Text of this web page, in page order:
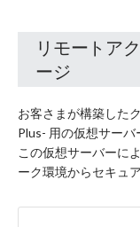
リモートア
ージ
お客さまが構築した
Plus- 用の仮想サーバ
この仮想サーバーに
ーク環境からセキュ